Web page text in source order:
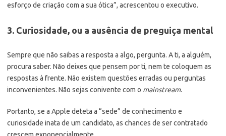
esforço de criação com a sua ótica”, acrescentou o executivo.
3. Curiosidade, ou a ausência de preguiça mental
Sempre que não saibas a resposta a algo, pergunta. A ti, a alguém,
procura saber. Não deixes que pensem por ti, nem te coloquem as
respostas à frente. Não existem questões erradas ou perguntas
inconvenientes. Não sejas conivente com o mainstream.
Portanto, se a Apple deteta a “sede” de conhecimento e
curiosidade inata de um candidato, as chances de ser contratado